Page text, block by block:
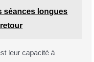
séances longues
leur capacité à